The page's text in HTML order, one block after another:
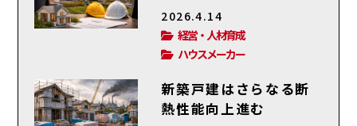
2026.4.14
経営・人材育成
ハウスメーカー
新築戸建はさらなる断
熱性能向上進む